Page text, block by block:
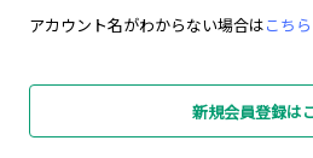
アカウント名がわからない場合はこちら
新規会員登録は